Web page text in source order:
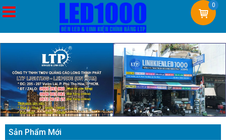
0
Sản Phẩm Mới